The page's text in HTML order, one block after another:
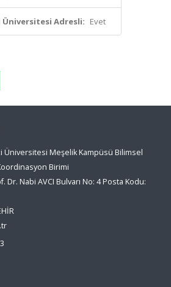
Üniversitesi Adresli: Evet
Üniversitesi Meşelik Kampüsü Bilimsel
Birimi
Dr. Nabi AVCI Bulvarı No: 4 Posta Kodu: